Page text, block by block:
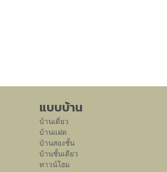
แบบบ้าน
บ้านเดี่ยว
บ้านแฝด
บ้านสองชั้น
บ้านชั้นเดียว
ทาวน์โฮม